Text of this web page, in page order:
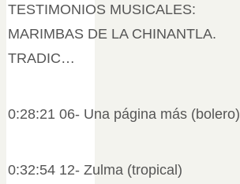
TESTIMONIOS MUSICALES:
MARIMBAS DE LA CHINANTLA.
TRADIC…
0:28:21 06- Una página más (bolero)
0:32:54 12- Zulma (tropical)